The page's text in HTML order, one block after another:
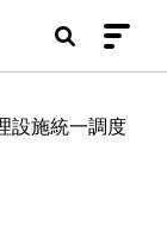
設施統一調度